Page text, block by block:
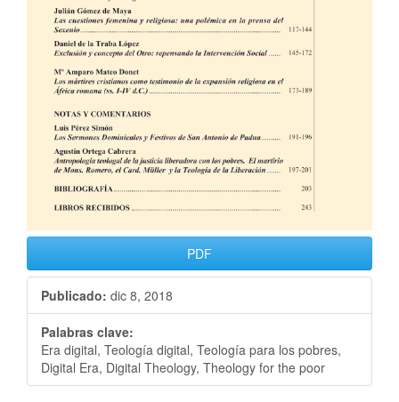
PDF
Publicado: dic 8, 2018
Palabras clave:
Era digital, Teología digital, Teología para los pobres,
Digital Era, Digital Theology, Theology for the poor